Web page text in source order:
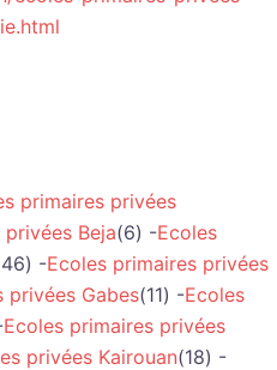
primaires privées
Beja(6) -Ecoles
-Ecoles primaires privées
privées Gabes(11) -Ecoles
Ecoles primaires privées
privées Kairouan(18) -